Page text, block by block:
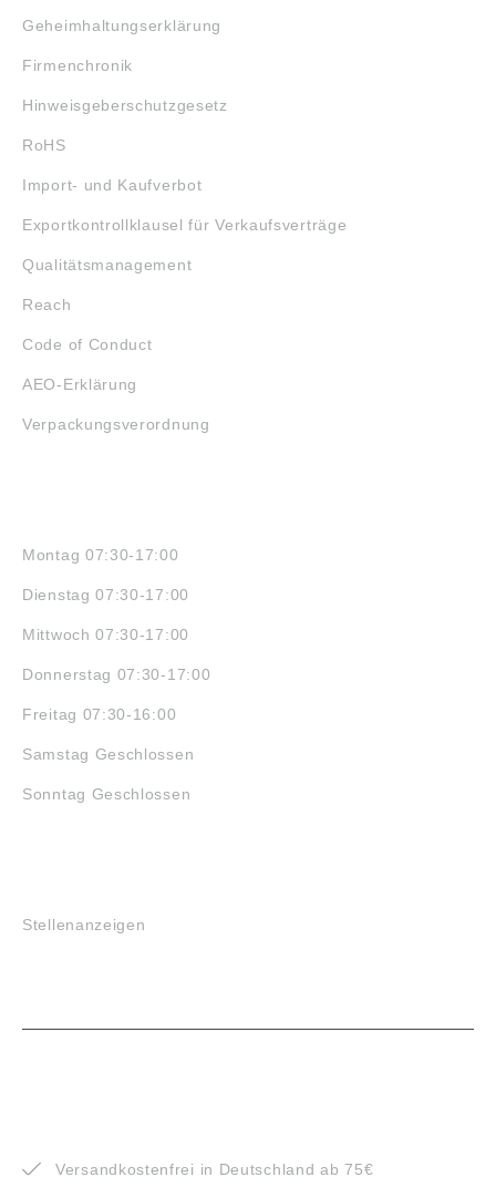
Geheimhaltungserklärung
Firmenchronik
Hinweisgeberschutzgesetz
RoHS
Import- und Kaufverbot
Exportkontrollklausel für Verkaufsverträge
Qualitätsmanagement
Reach
Code of Conduct
AEO-Erklärung
Verpackungsverordnung
Montag 07:30-17:00
Dienstag 07:30-17:00
Mittwoch 07:30-17:00
Donnerstag 07:30-17:00
Freitag 07:30-16:00
Samstag Geschlossen
Sonntag Geschlossen
Stellenanzeigen
Versandkostenfrei in Deutschland ab 75€